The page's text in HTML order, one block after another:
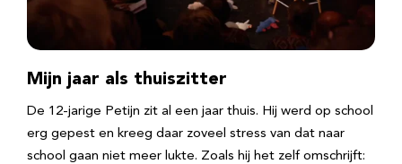
Mijn jaar als thuiszitter
De 12-jarige Petijn zit al een jaar thuis. Hij werd op school
erg gepest en kreeg daar zoveel stress van dat naar
school gaan niet meer lukte. Zoals hij het zelf omschrijft: